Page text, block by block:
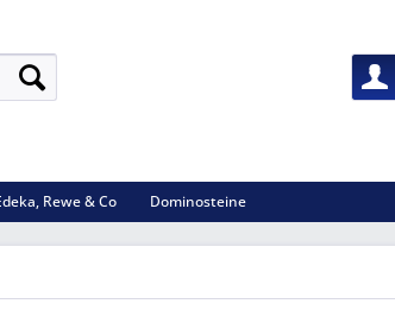
Rewe & Co Dominosteine